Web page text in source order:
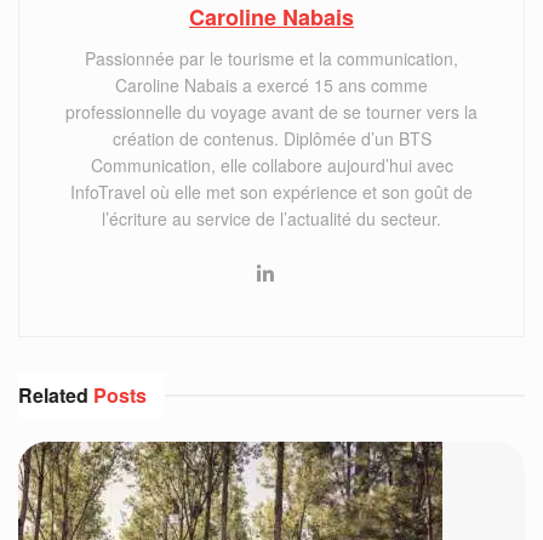
Caroline Nabais
Passionnée par le tourisme et la communication,
Caroline Nabais a exercé 15 ans comme
professionnelle du voyage avant de se tourner vers la
création de contenus. Diplômée d’un BTS
Communication, elle collabore aujourd’hui avec
InfoTravel où elle met son expérience et son goût de
l’écriture au service de l’actualité du secteur.
Related Posts